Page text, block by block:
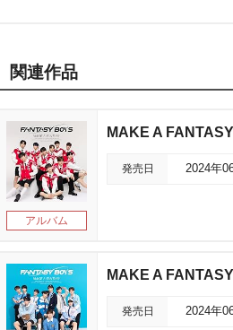
関連作品
アルバム
MAKE A
発売日 2024年
MAKE A
発売日 2024年